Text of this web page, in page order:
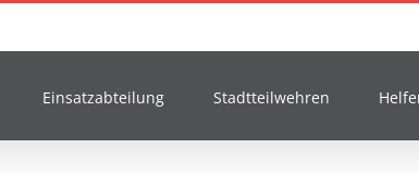
Einsatzabteilung Stadtteilwehren